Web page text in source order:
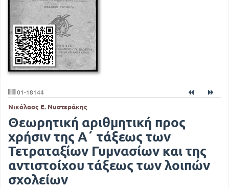
01-18144
Νικόλαος Ε. Νυστεράκης
Θεωρητική αριθμητική προς
χρήσιν της Α΄ τάξεως των
Τετραταξίων Γυμνασίων και της
αντιστοίχου τάξεως των λοιπών
σχολείων